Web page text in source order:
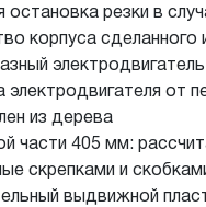
резки в
корпуса
от
из дерева
части 405 мм:
скрепками и
выдвижной